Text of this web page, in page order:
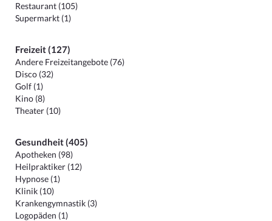
Restaurant (105)
Supermarkt (1)
Freizeit (127)
Andere Freizeitangebote (76)
Disco (32)
Golf (1)
Kino (8)
Theater (10)
Gesundheit (405)
Apotheken (98)
Heilpraktiker (12)
Hypnose (1)
Klinik (10)
Krankengymnastik (3)
Logopäden (1)